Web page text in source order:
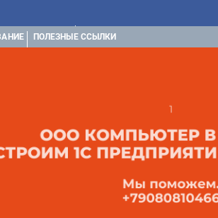
1С:УПРАВЛЕНИЕ ХОЛДИНГОМ
ПОЛЕЗНЫЕ ССЫЛКИ